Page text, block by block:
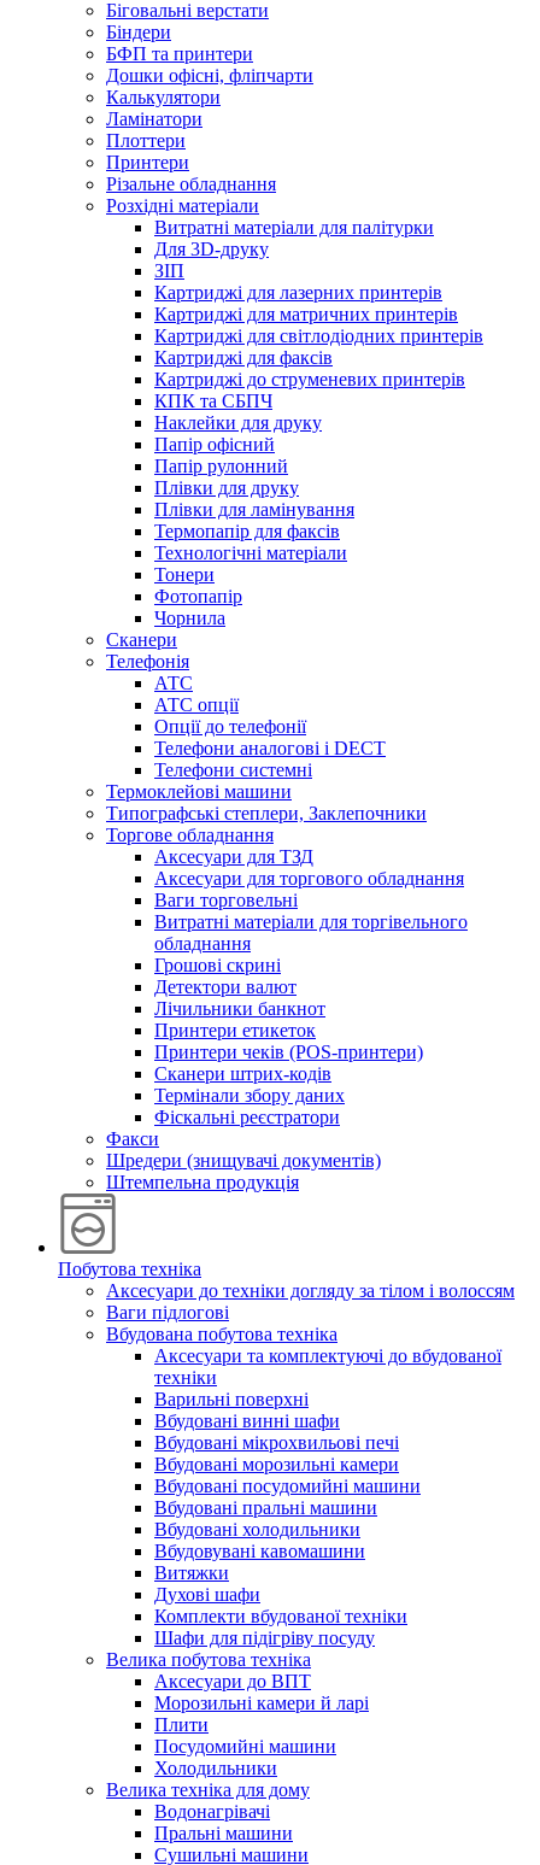
Біговальні верстати
Біндери
БФП та принтери
Дошки офісні, фліпчарти
Калькулятори
Ламінатори
Плоттери
Принтери
Різальне обладнання
Розхідні матеріали
Витратні матеріали для палітурки
Для 3D-друку
ЗІП
Картриджі для лазерних принтерів
Картриджі для матричних принтерів
Картриджі для світлодіодних принтерів
Картриджі для факсів
Картриджі до струменевих принтерів
КПК та СБПЧ
Наклейки для друку
Папір офісний
Папір рулонний
Плівки для друку
Плівки для ламінування
Термопапір для факсів
Технологічні матеріали
Тонери
Фотопапір
Чорнила
Сканери
Телефонія
АТС
АТС опції
Опції до телефонії
Телефони аналогові і DECT
Телефони системні
Термоклейові машини
Типографські степлери, Заклепочники
Торгове обладнання
Аксесуари для ТЗД
Аксесуари для торгового обладнання
Ваги торговельні
Витратні матеріали для торгівельного
обладнання
Грошові скрині
Детектори валют
Лічильники банкнот
Принтери етикеток
Принтери чеків (POS-принтери)
Сканери штрих-кодів
Термінали збору даних
Фіскальні реєстратори
Факси
Шредери (знищувачі документів)
Штемпельна продукція
Побутова техніка
Аксесуари до техніки догляду за тілом і волоссям
Ваги підлогові
Вбудована побутова техніка
Аксесуари та комплектуючі до вбудованої
техніки
Варильні поверхні
Вбудовані винні шафи
Вбудовані мікрохвильові печі
Вбудовані морозильні камери
Вбудовані посудомийні машини
Вбудовані пральні машини
Вбудовані холодильники
Вбудовувані кавомашини
Витяжки
Духові шафи
Комплекти вбудованої техніки
Шафи для підігріву посуду
Велика побутова техніка
Аксесуари до ВПТ
Морозильні камери й ларі
Плити
Посудомийні машини
Холодильники
Велика техніка для дому
Водонагрівачі
Пральні машини
Сушильні машини